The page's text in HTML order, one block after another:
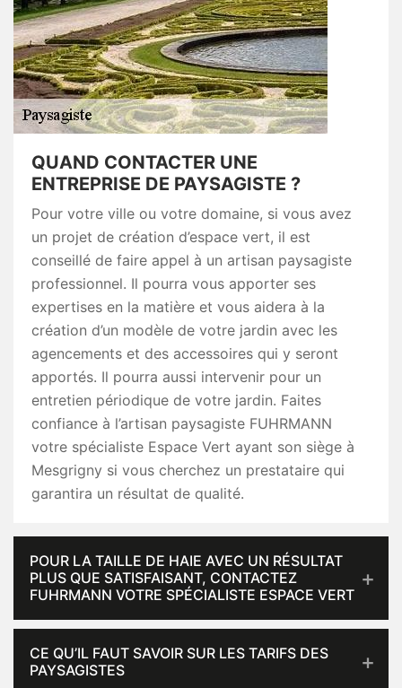
QUAND CONTACTER UNE
ENTREPRISE DE PAYSAGISTE ?
Pour votre ville ou votre domaine, si vous avez
un projet de création d’espace vert, il est
conseillé de faire appel à un artisan paysagiste
professionnel. Il pourra vous apporter ses
expertises en la matière et vous aidera à la
création d’un modèle de votre jardin avec les
agencements et des accessoires qui y seront
apportés. Il pourra aussi intervenir pour un
entretien périodique de votre jardin. Faites
confiance à l’artisan paysagiste FUHRMANN
votre spécialiste Espace Vert ayant son siège à
Mesgrigny si vous cherchez un prestataire qui
garantira un résultat de qualité.
POUR LA TAILLE DE HAIE AVEC UN RÉSULTAT
PLUS QUE SATISFAISANT, CONTACTEZ
FUHRMANN VOTRE SPÉCIALISTE ESPACE VERT
CE QU’IL FAUT SAVOIR SUR LES TARIFS DES
PAYSAGISTES